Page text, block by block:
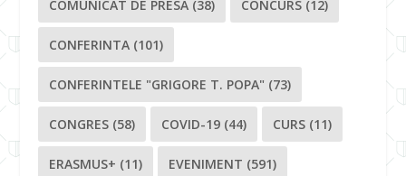
COMUNICAT DE PRESA (38) CONCURS (12)
CONFERINTA (101)
CONFERINTELE "GRIGORE T. POPA" (73)
CONGRES (58) COVID-19 (44) CURS (11)
ERASMUS+ (11) EVENIMENT (591)